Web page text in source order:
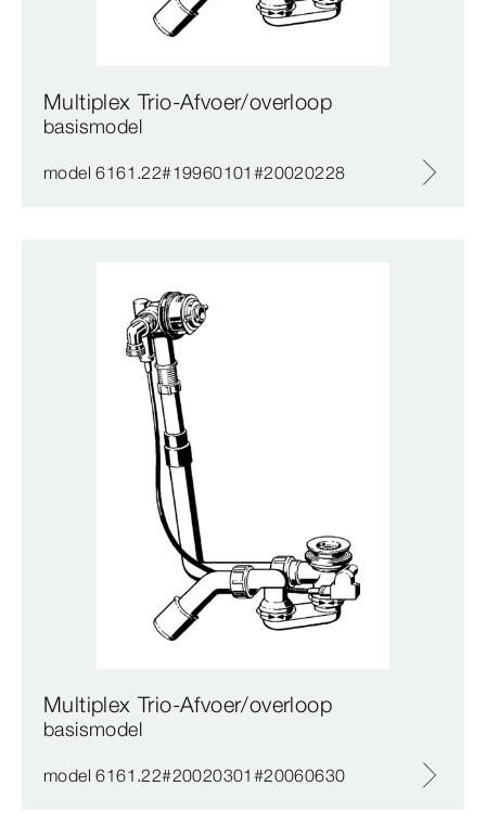
Multiplex Trio-Afvoer/overloop
basismodel
model 6161.22#19960101#20020228
Multiplex Trio-Afvoer/overloop
basismodel
model 6161.22#20020301#20060630